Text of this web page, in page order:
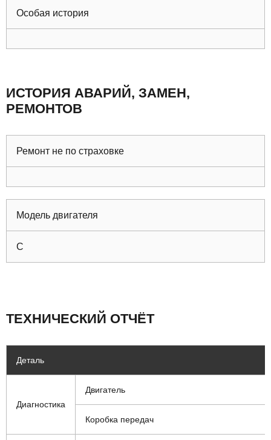
Особая история
ИСТОРИЯ АВАРИЙ, ЗАМЕН,
РЕМОНТОВ
Ремонт не по страховке
Модель двигателя
C
ТЕХНИЧЕСКИЙ ОТЧЁТ
Деталь
Диагностика
Двигатель
Коробка передач